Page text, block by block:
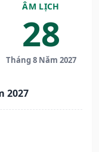
ÂM LỊCH
28
Tháng 8 Năm 2027
2027